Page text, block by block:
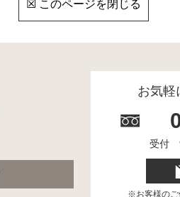
☒ このページを閉じる
お気軽
受付
お客様の